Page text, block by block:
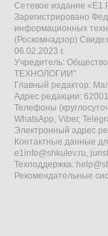
Сетевое издание
Зарегистрировано
информационных
(Роскомнадзор)
06.02.2023 г.
Учредитель:
ТЕХНОЛОГИИ"
Главный редактор:
Адрес редакции:
Телефоны
WhatsApp, Viber,
Электронный адрес
Контактные данные
e1info@shkulev.ru,
Техподдержка:
Рекомендательные